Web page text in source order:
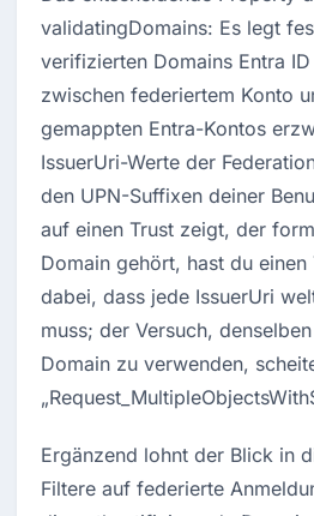
validatingDomains: Es legt
verifizierten Domains Entra
zwischen federiertem Konto
gemappten Entra-Kontos
IssuerUri-Werte der
den UPN-Suffixen deiner
auf einen Trust zeigt, der
Domain gehört, hast du einen
dabei, dass jede IssuerUri
muss; der Versuch,
Domain zu verwenden,
Ergänzend lohnt der Blick in
Filtere auf federierte